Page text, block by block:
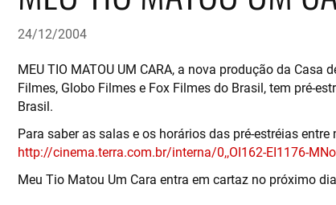
24/12/2004
MEU TIO MATOU UM CARA, a nova produção da
Filmes, Globo Filmes e Fox Filmes do Brasil, tem pré-
Brasil.
Para saber as salas e os horários das pré-estréias entre
http://cinema.terra.com.br/interna/0,,OI162-EI1176-
Meu Tio Matou Um Cara entra em cartaz no próximo